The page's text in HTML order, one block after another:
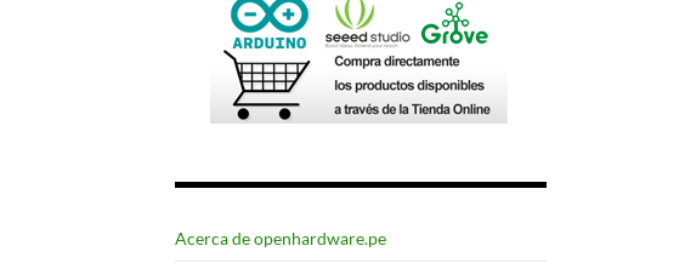
Acerca de openhardware.pe